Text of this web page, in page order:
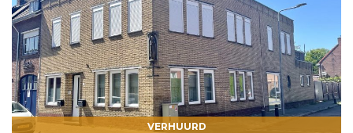
VERHUURD